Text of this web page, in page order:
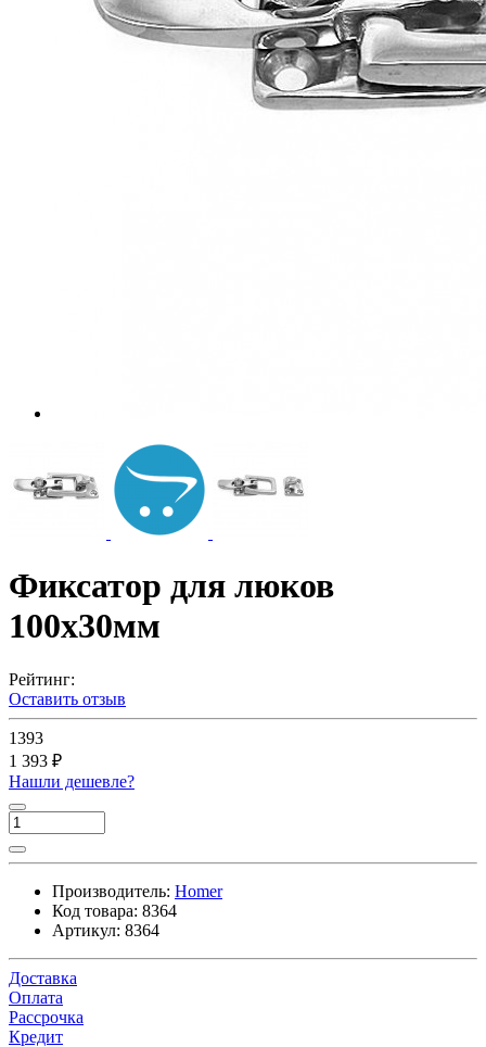
Фиксатор для люков
100х30мм
Рейтинг:
Оставить отзыв
1393
1 393 ₽
Нашли дешевле?
Производитель: Homer
Код товара: 8364
Артикул: 8364
Доставка
Оплата
Рассрочка
Кредит